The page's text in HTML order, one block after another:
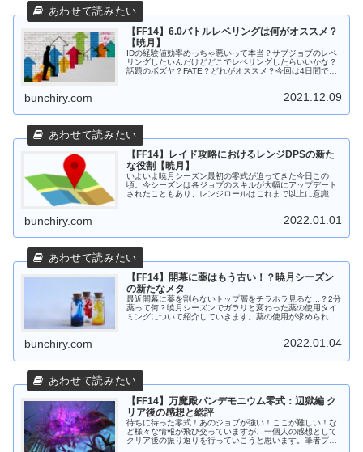
【FF14】6.0バトルレベリングは何がオススメ？
【暁月】
IDの経験値効率めっちゃ悪いって本当？サブジョブのレベ
リングしたいんだけどどこでレベリングしたらいいかな？
話題のボズヤ？FATE？どれがオススメ？今回は4日間で3
bunchiry.com 2021.12.09
【FF14】レイド攻略におけるレンジDPSの新た
な役割【暁月】
いよいよ暁月シーズン最初の零式が迫ってきた今日この
頃。今シーズンは各ジョブのスキルが大幅にアップデート
されたこともあり、レンジロールはこれまで以上に意識す
bunchiry.com 2022.01.01
【FF14】開幕に薬はもう古い！？暁月シーズン
の新たなメタ
最近開幕に薬を割らないトップ層をチラホラ見るな...？2分
薬って何？暁月シーズンでガラリと変わった薬の使用タイ
ミングについて紹介していきます。薬の使用が求められる
bunchiry.com 2022.01.04
【FF14】万魔殿パンデモニウム零式：辺獄編 ク
リア後の感想と総評
待ちに待った零式！あのジョブが強い！ここが難しい！な
ど様々な情報が飛び交っていますが、一個人の感想として
クリア後の振り返りを行っていこうと思います。筆者プロ